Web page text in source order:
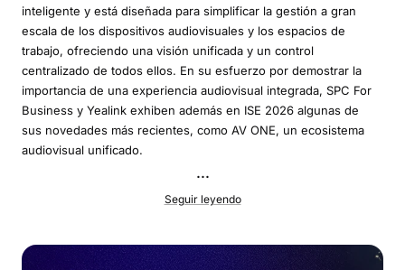
inteligente y está diseñada para simplificar la gestión a gran
escala de los dispositivos audiovisuales y los espacios de
trabajo, ofreciendo una visión unificada y un control
centralizado de todos ellos. En su esfuerzo por demostrar la
importancia de una experiencia audiovisual integrada, SPC For
Business y Yealink exhiben además en ISE 2026 algunas de
sus novedades más recientes, como AV ONE, un ecosistema
audiovisual unificado.
...
Seguir leyendo